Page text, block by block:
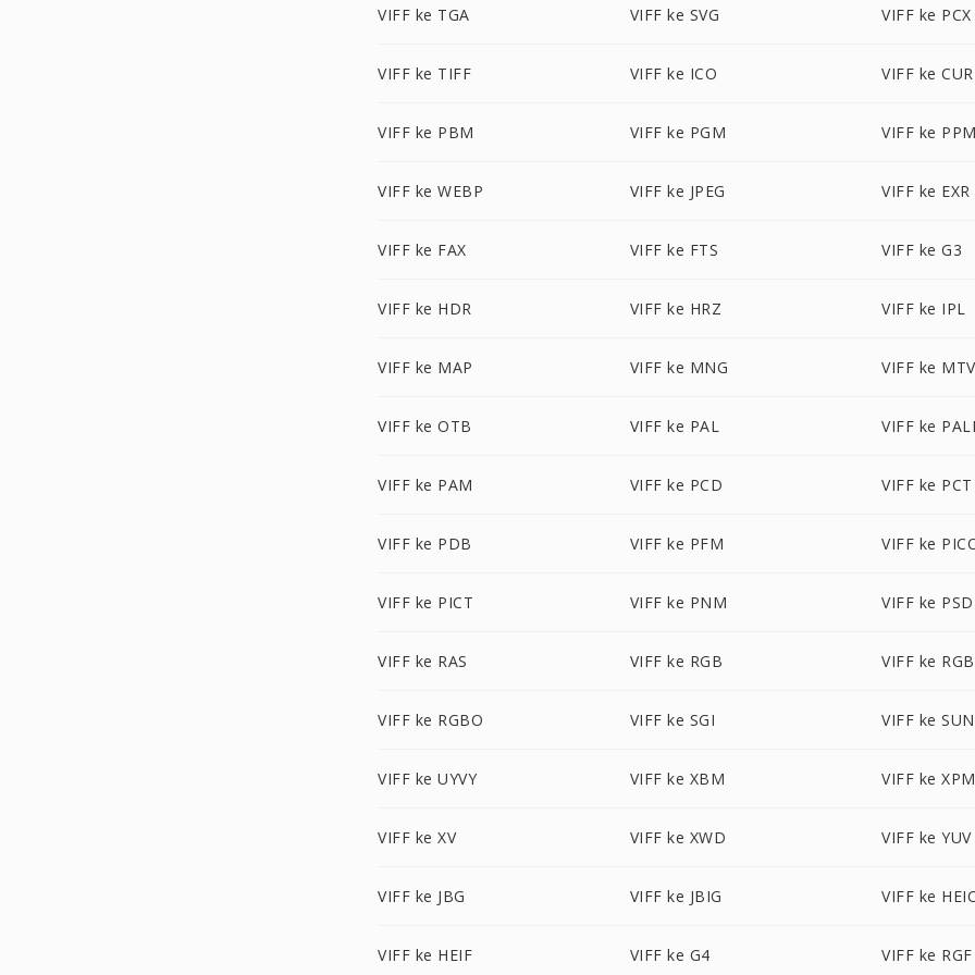
VIFF ke TGA VIFF ke SVG VIFF ke PCX
VIFF ke TIFF VIFF ke ICO VIFF ke CUR
VIFF ke PBM VIFF ke PGM VIFF ke PPM
VIFF ke WEBP VIFF ke JPEG VIFF ke EXR
VIFF ke FAX VIFF ke FTS VIFF ke G3
VIFF ke HDR VIFF ke HRZ VIFF ke IPL
VIFF ke MAP VIFF ke MNG VIFF ke MTV
VIFF ke OTB VIFF ke PAL VIFF ke
VIFF ke PAM VIFF ke PCD VIFF ke PCT
VIFF ke PDB VIFF ke PFM VIFF ke
VIFF ke PICT VIFF ke PNM VIFF ke PSD
VIFF ke RAS VIFF ke RGB VIFF ke
VIFF ke RGBO VIFF ke SGI VIFF ke SUN
VIFF ke UYVY VIFF ke XBM VIFF ke XPM
VIFF ke XV VIFF ke XWD VIFF ke YUV
VIFF ke JBG VIFF ke JBIG VIFF ke HEIC
VIFF ke HEIF VIFF ke G4 VIFF ke RGF